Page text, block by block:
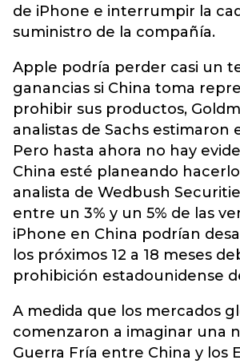
de iPhone e interrumpir la
suministro de la compañía.
Apple podría perder casi un
ganancias si China toma
prohibir sus productos,
analistas de Sachs estimaron
Pero hasta ahora no hay
China esté planeando
analista de Wedbush
entre un 3% y un 5% de las
iPhone en China podrían
los próximos 12 a 18 meses
prohibición estadounidense
A medida que los mercados
comenzaron a imaginar una
Guerra Fría entre China y los